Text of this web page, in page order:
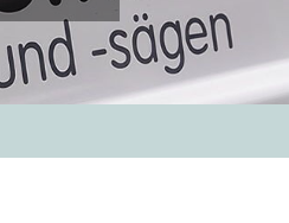
Industrieabbruch